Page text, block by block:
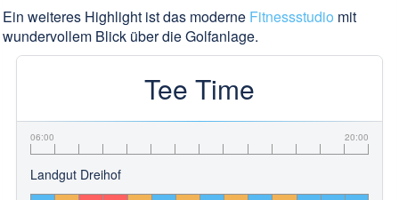
Ein weiteres Highlight ist das moderne Fitnessstudio mit
wundervollem Blick über die Golfanlage.
Tee Time
06:00 20:00
Landgut Dreihof